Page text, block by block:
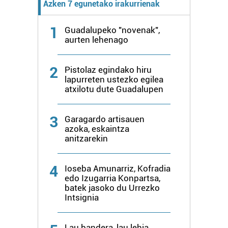
fitxategiak erabiltzen ditu. Zure esperientzia eta
zerbitzuak hobetzeko asmoz, cookie teknologiaz
baliatzen gara. Ohar hau onartuz gero, teknologia hori
erabiltzeko baimen esplizitua ematen diguzu.
Azken 7 egunetako irakurrienak
1
Guadalupeko "novenak",
aurten lehenago
2
Pistolaz egindako hiru
lapurreten ustezko egilea
atxilotu dute Guadalupen
3
Garagardo artisauen
azoka, eskaintza
anitzarekin
4
Ioseba Amunarriz, Kofradia
edo Izugarria Konpartsa,
batek jasoko du Urrezko
Intsignia